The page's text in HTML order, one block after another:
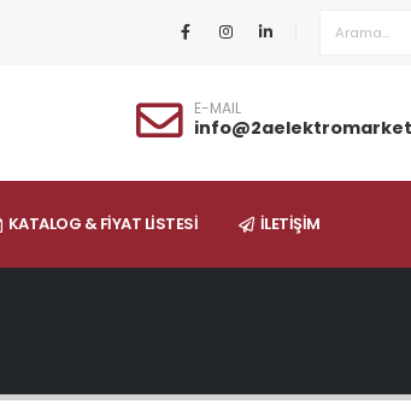
E-MAIL
KATALOG & FİYAT LİSTESİ İLETİŞİM